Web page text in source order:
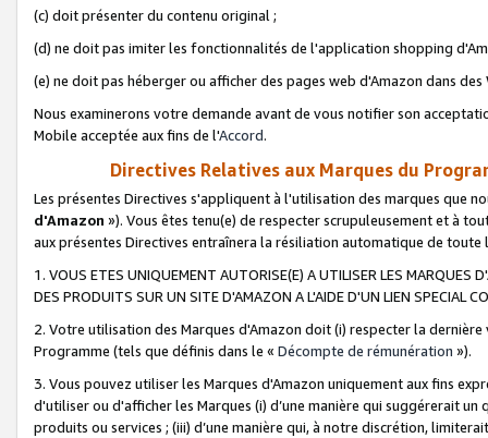
(c) doit présenter du contenu original ;
(d) ne doit pas imiter les fonctionnalités de l'application shopping
(e) ne doit pas héberger ou afficher des pages web d'Amazon dans
Nous examinerons votre demande avant de vous notifier son
Mobile acceptée aux fins de l'Accord.
Directives Relatives aux Marques du
Les présentes Directives s'appliquent à l'utilisation des marques que
d'Amazon »). Vous êtes tenu(e) de respecter scrupuleusement et à
aux présentes Directives entraînera la résiliation automatique de
1. VOUS ETES UNIQUEMENT AUTORISE(E) A UTILISER LES MARQUES
DES PRODUITS SUR UN SITE D'AMAZON A L'AIDE D'UN LIEN SPECIAL
2. Votre utilisation des Marques d'Amazon doit (i) respecter la
Programme (tels que définis dans le « Décompte de rémunération »).
3. Vous pouvez utiliser les Marques d'Amazon uniquement aux fins
d'utiliser ou d'afficher les Marques (i) d’une manière qui suggérerait
produits ou services ; (iii) d’une manière qui, à notre discrétion,